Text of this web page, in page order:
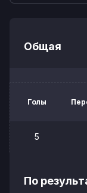
Общая
Голы
5
По